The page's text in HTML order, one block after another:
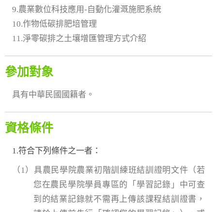
9.農業數位科技應用-自動化灌溉施肥系統
10.作物低碳排肥培管理
11.淨零碳排之土壤增匯管理方式介紹
參加對象
具有中華民國國籍者。
資格條件
1.符合下列條件之一者：
（1）具農民學院農業初階訓練班結訓證明文件（若
您在農民學院學員專區的「學習記錄」中可查
到的結業記錄就不需再上傳該課程結訓證書，